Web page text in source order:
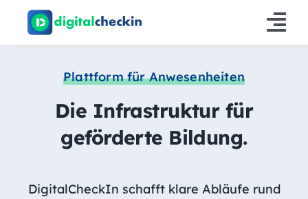
Inhalt
springen
Lösungen
Produkt
Plattform für Anwesenheiten
Die Infrastruktur für
geförderte Bildung.
DigitalCheckIn schafft klare Abläufe rund